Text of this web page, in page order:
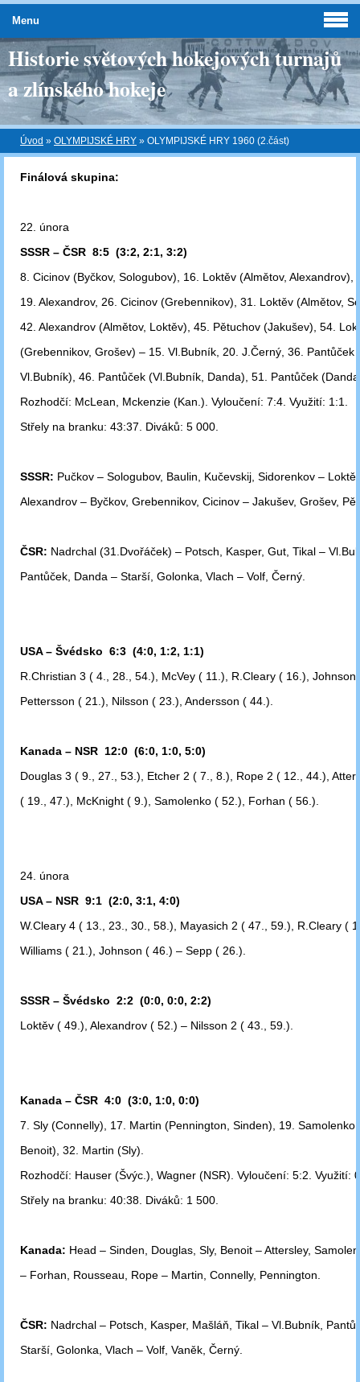
Historie světových hokejových turnajů
a zlínského hokeje
Úvod » OLYMPIJSKÉ HRY » OLYMPIJSKÉ HRY 1960 (2.část)
Finálová skupina:
22. února
SSSR – ČSR 8:5 (3:2, 2:1, 3:2)
8. Cicinov (Byčkov, Sologubov), 16. Loktěv (Almětov, Alexandrov),
19. Alexandrov, 26. Cicinov (Grebennikov), 31. Loktěv (Almětov,
42. Alexandrov (Almětov, Loktěv), 45. Pětuchov (Jakušev), 54.
(Grebennikov, Grošev) – 15. Vl.Bubník, 20. J.Černý, 36. Pantůček
Vl.Bubník), 46. Pantůček (Vl.Bubník, Danda), 51. Pantůček
Rozhodčí: McLean, Mckenzie (Kan.). Vyloučení: 7:4. Využití: 1:1.
Střely na branku: 43:37. Diváků: 5 000.
SSSR: Pučkov – Sologubov, Baulin, Kučevskij, Sidorenkov –
Alexandrov – Byčkov, Grebennikov, Cicinov – Jakušev, Grošev,
ČSR: Nadrchal (31.Dvořáček) – Potsch, Kasper, Gut, Tikal –
Pantůček, Danda – Starší, Golonka, Vlach – Volf, Černý.
USA – Švédsko 6:3 (4:0, 1:2, 1:1)
R.Christian 3 ( 4., 28., 54.), McVey ( 11.), R.Cleary ( 16.), Johnson
Pettersson ( 21.), Nilsson ( 23.), Andersson ( 44.).
Kanada – NSR 12:0 (6:0, 1:0, 5:0)
Douglas 3 ( 9., 27., 53.), Etcher 2 ( 7., 8.), Rope 2 ( 12., 44.),
( 19., 47.), McKnight ( 9.), Samolenko ( 52.), Forhan ( 56.).
24. února
USA – NSR 9:1 (2:0, 3:1, 4:0)
W.Cleary 4 ( 13., 23., 30., 58.), Mayasich 2 ( 47., 59.), R.Cleary (
Williams ( 21.), Johnson ( 46.) – Sepp ( 26.).
SSSR – Švédsko 2:2 (0:0, 0:0, 2:2)
Loktěv ( 49.), Alexandrov ( 52.) – Nilsson 2 ( 43., 59.).
Kanada – ČSR 4:0 (3:0, 1:0, 0:0)
7. Sly (Connelly), 17. Martin (Pennington, Sinden), 19. Samolenko
Benoit), 32. Martin (Sly).
Rozhodčí: Hauser (Švýc.), Wagner (NSR). Vyloučení: 5:2. Využití:
Střely na branku: 40:38. Diváků: 1 500.
Kanada: Head – Sinden, Douglas, Sly, Benoit – Attersley,
– Forhan, Rousseau, Rope – Martin, Connelly, Pennington.
ČSR: Nadrchal – Potsch, Kasper, Mašláň, Tikal – Vl.Bubník,
Starší, Golonka, Vlach – Volf, Vaněk, Černý.
Menu